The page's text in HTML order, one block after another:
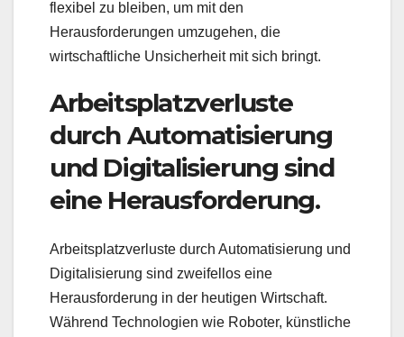
flexibel zu bleiben, um mit den
Herausforderungen umzugehen, die
wirtschaftliche Unsicherheit mit sich bringt.
Arbeitsplatzverluste
durch Automatisierung
und Digitalisierung sind
eine Herausforderung.
Arbeitsplatzverluste durch Automatisierung und
Digitalisierung sind zweifellos eine
Herausforderung in der heutigen Wirtschaft.
Während Technologien wie Roboter, künstliche